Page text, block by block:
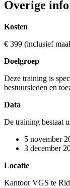
Overige
Kosten
€ 399 (inclusief
Doelgroep
Deze training is
bestuursleden en
Data
De training bestaat
5 november
3 december
Locatie
Kantoor VGS te